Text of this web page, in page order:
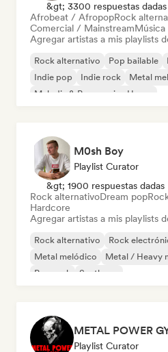
&gt; 3300 respuestas dadas
Afrobeat / AfropopRock
Comercial / Mainstream
Agregar artistas a mis playlists
Rock alternativo Pop bailable
Indie pop
Indie rock
Metal
Melodic & Progressive House
M0sh Boy
Playlist Curator
&gt; 1900 respuestas dadas
Rock alternativoDream pop
Hardcore
Agregar artistas a mis playlists
Rock alternativo Rock
Metal melódico
Metal / Heavy
Pop rock
Synthpop
Playlist Curator